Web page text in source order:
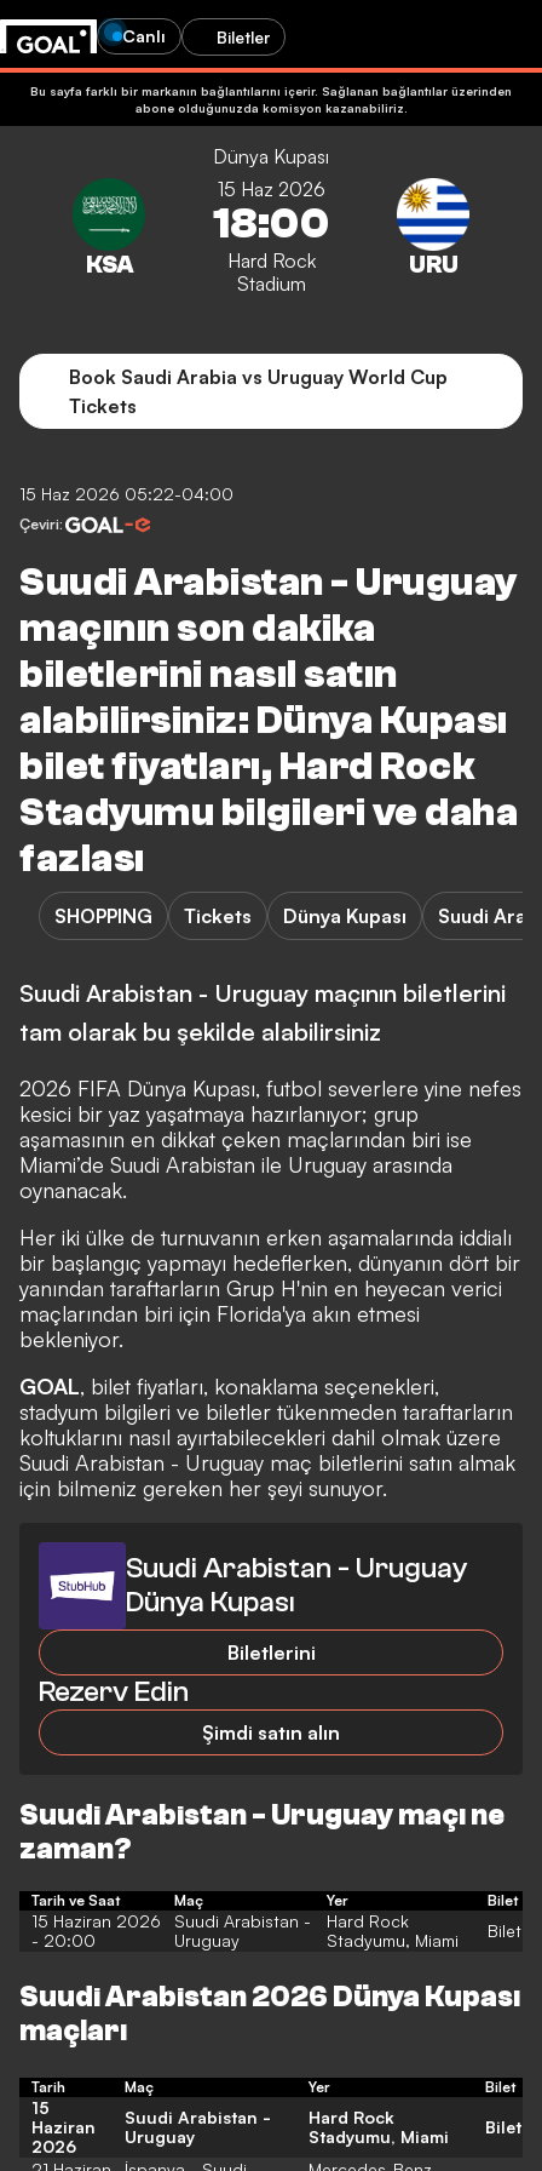
Canlı Biletler
Bu sayfa farklı bir markanın bağlantılarını içerir. Sağlanan bağlantılar üzerinden
abone olduğunuzda komisyon kazanabiliriz.
Dünya Kupası
15 Haz 2026
18:00
Hard Rock
Stadium
Book Saudi Arabia vs Uruguay World Cup
Tickets
15 Haz 2026 05:22-04:00
Çeviri:
Suudi Arabistan - Uruguay
maçının son dakika
biletlerini nasıl satın
alabilirsiniz: Dünya Kupası
bilet fiyatları, Hard Rock
Stadyumu bilgileri ve daha
fazlası
SHOPPING Tickets Dünya Kupası Suudi
Suudi Arabistan - Uruguay maçının biletlerini
tam olarak bu şekilde alabilirsiniz
2026 FIFA Dünya Kupası, futbol severlere yine nefes
kesici bir yaz yaşatmaya hazırlanıyor; grup
aşamasının en dikkat çeken maçlarından biri ise
Miami’de Suudi Arabistan ile Uruguay arasında
oynanacak.
Her iki ülke de turnuvanın erken aşamalarında iddialı
bir başlangıç yapmayı hedeflerken, dünyanın dört bir
yanından taraftarların Grup H'nin en heyecan verici
maçlarından biri için Florida'ya akın etmesi
bekleniyor.
GOAL, bilet fiyatları, konaklama seçenekleri,
stadyum bilgileri ve biletler tükenmeden taraftarların
koltuklarını nasıl ayırtabilecekleri dahil olmak üzere
Suudi Arabistan - Uruguay maç biletlerini satın almak
için bilmeniz gereken her şeyi sunuyor.
Suudi Arabistan - Uruguay
Dünya Kupası
Biletlerini
Rezerv Edin
Şimdi satın alın
Suudi Arabistan - Uruguay maçı ne
zaman?
Tarih ve Saat Maç Yer Bilet
15 Haziran 2026
- 20:00
Suudi Arabistan -
Uruguay
Hard Rock
Stadyumu, Miami
Bilet
Suudi Arabistan 2026 Dünya Kupası
maçları
Tarih Maç Yer Bilet
15
Haziran
2026
Suudi Arabistan -
Uruguay
Hard Rock
Stadyumu, Miami
Bilet